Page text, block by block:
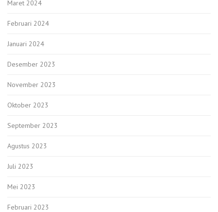
Maret 2024
Februari 2024
Januari 2024
Desember 2023
November 2023
Oktober 2023
September 2023
Agustus 2023
Juli 2023
Mei 2023
Februari 2023